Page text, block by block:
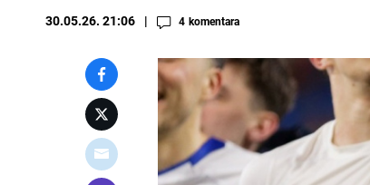
30.05.26. 21:06 4 komentara